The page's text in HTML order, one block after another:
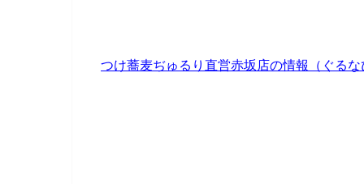
つけ蕎麦ぢゅるり直営赤坂店の情報（ぐるな